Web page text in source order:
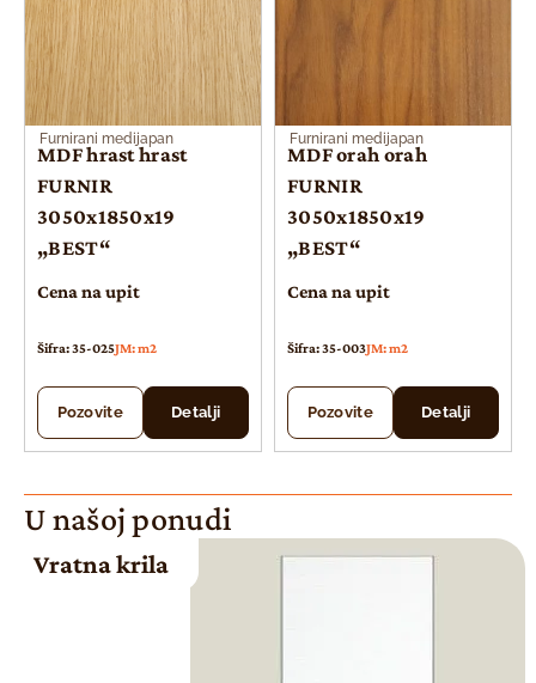
Furnirani medijapan
MDF hrast hrast
FURNIR
3050x1850x19
„BEST“
Cena na upit
Šifra: 35-025JM: m2
Pozovite Detalji
Furnirani medijapan
MDF orah orah
FURNIR
3050x1850x19
„BEST“
Cena na upit
Šifra: 35-003JM: m2
Pozovite Detalji
U našoj ponudi
Vratna krila